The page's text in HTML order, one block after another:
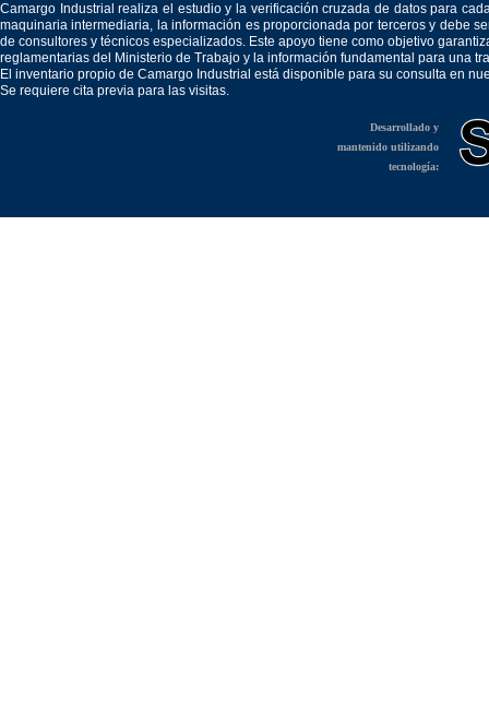
Camargo Industrial realiza el estudio y la verificación cruzada de datos para
maquinaria intermediaria, la información es proporcionada por terceros y debe
de consultores y técnicos especializados. Este apoyo tiene como objetivo
reglamentarias del Ministerio de Trabajo y la información fundamental para una
El inventario propio de Camargo Industrial está disponible para su consulta en
Se requiere cita previa para las visitas.
Desarrollado y
mantenido utilizando
tecnología: